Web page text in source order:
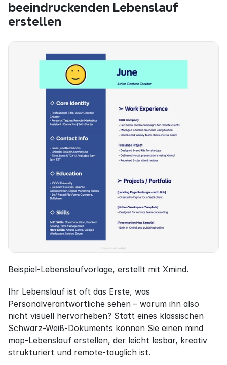
beeindruckenden Lebenslauf
erstellen
Beispiel-Lebenslaufvorlage, erstellt mit Xmind.
Ihr Lebenslauf ist oft das Erste, was
Personalverantwortliche sehen – warum ihn also
nicht visuell hervorheben? Statt eines klassischen
Schwarz-Weiß-Dokuments können Sie einen mind
map-Lebenslauf erstellen, der leicht lesbar, kreativ
strukturiert und remote-tauglich ist.